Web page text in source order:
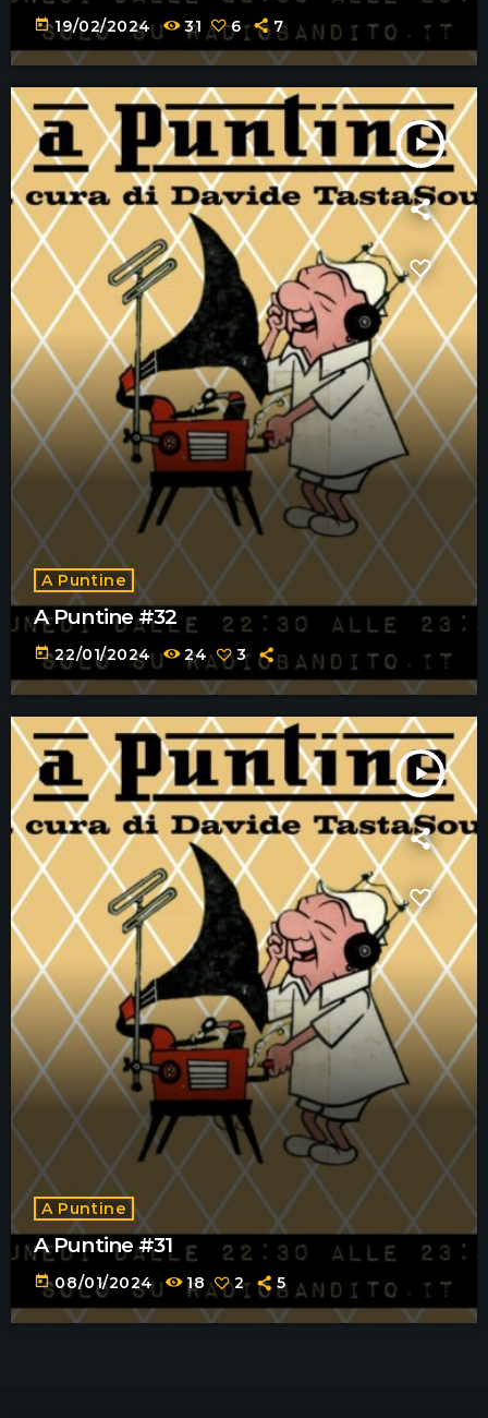
today 19/02/2024 31 6 7
play_arrow
A Puntine
A Puntine #32
today 22/01/2024 24 3
play_arrow
A Puntine
A Puntine #31
today 08/01/2024 18 2 5